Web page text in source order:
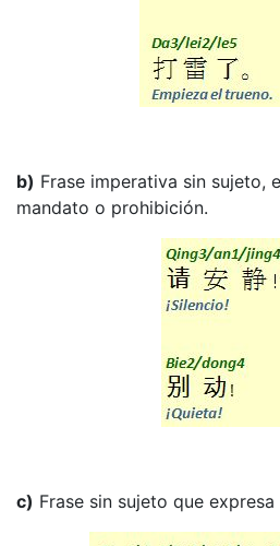
b) Frase imperativa sin sujeto,
mandato o prohibición.
c) Frase sin sujeto que